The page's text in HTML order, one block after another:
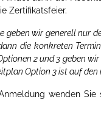
Zertifikatsfeier.
geben wir generell nur
die konkreten
2 und 3 geben
Option 3 ist auf
wenden